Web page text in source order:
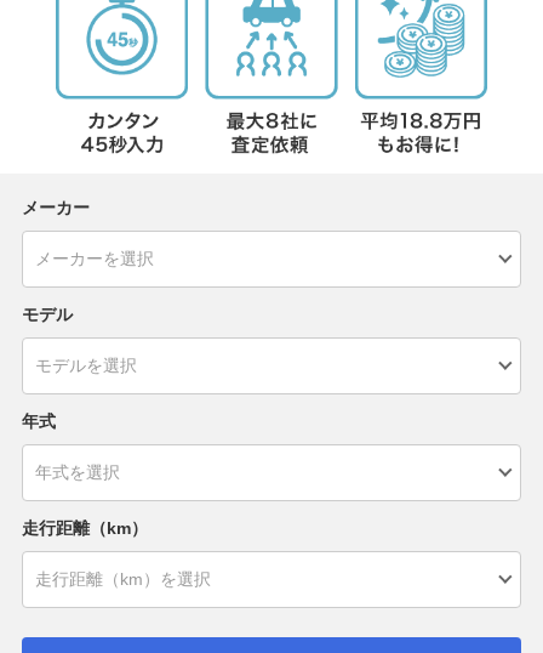
メーカー
モデル
年式
走行距離（km）